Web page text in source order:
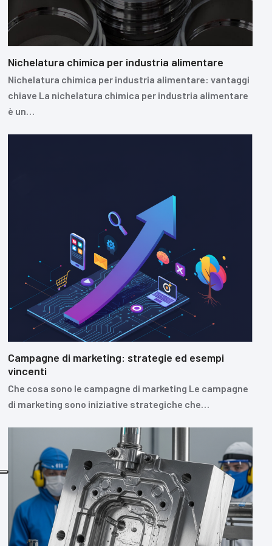
Nichelatura chimica per industria alimentare
Nichelatura chimica per industria alimentare: vantaggi
chiave La nichelatura chimica per industria alimentare
è un…
Campagne di marketing: strategie ed esempi
vincenti
Che cosa sono le campagne di marketing Le campagne
di marketing sono iniziative strategiche che…